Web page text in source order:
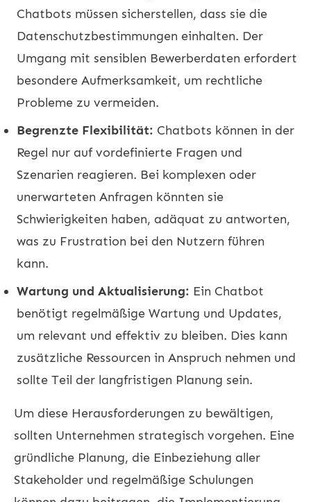
Chatbots müssen sicherstellen, dass sie die
Datenschutzbestimmungen einhalten. Der
Umgang mit sensiblen Bewerberdaten erfordert
besondere Aufmerksamkeit, um rechtliche
Probleme zu vermeiden.
Begrenzte Flexibilität: Chatbots können in der
Regel nur auf vordefinierte Fragen und
Szenarien reagieren. Bei komplexen oder
unerwarteten Anfragen könnten sie
Schwierigkeiten haben, adäquat zu antworten,
was zu Frustration bei den Nutzern führen
kann.
Wartung und Aktualisierung: Ein Chatbot
benötigt regelmäßige Wartung und Updates,
um relevant und effektiv zu bleiben. Dies kann
zusätzliche Ressourcen in Anspruch nehmen und
sollte Teil der langfristigen Planung sein.
Um diese Herausforderungen zu bewältigen,
sollten Unternehmen strategisch vorgehen. Eine
gründliche Planung, die Einbeziehung aller
Stakeholder und regelmäßige Schulungen